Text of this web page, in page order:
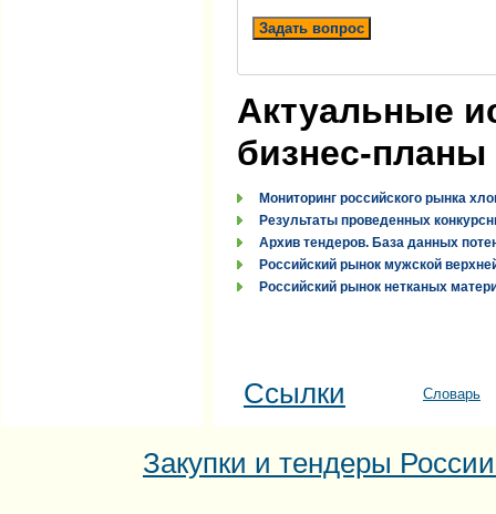
Задать вопрос
Актуальные
бизнес-планы
Мониторинг российского рынка
Результаты проведенных
Архив тендеров. База данных
Российский рынок мужской
Российский рынок нетканых
Ссылки Словарь
Закупки и тендеры